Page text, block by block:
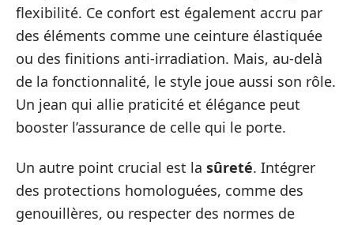
flexibilité. Ce confort est également accru par
des éléments comme une ceinture élastiquée
ou des finitions anti-irradiation. Mais, au-delà
de la fonctionnalité, le style joue aussi son rôle.
Un jean qui allie praticité et élégance peut
booster l’assurance de celle qui le porte.
Un autre point crucial est la sûreté. Intégrer
des protections homologuées, comme des
genouillères, ou respecter des normes de